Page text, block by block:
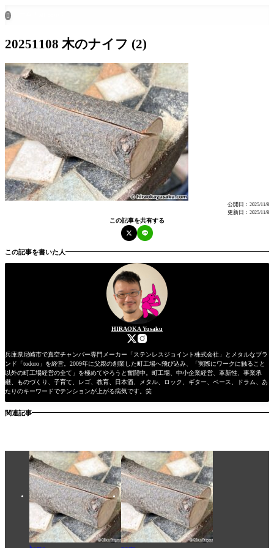

20251108 木のナイフ (2)
公開日： 2025/11/8
更新日： 2025/11/8
この記事を共有する
この記事を書いた人
HIRAOKA Yusaku
兵庫県尼崎市で真空チャンバー専門メーカー「ステンレスジョイント株式会社」とメタルなブラ
ンド「todoro」を経営。2009年に父親の創業した町工場へ飛び込み、「実際にワークに触ること
以外の町工場経営の全て」を極めてやろうと奮闘中。町工場、中小企業経営、革新性、事業承
継、ものづくり、子育て、レゴ、教育、日本酒、メタル、ロック、ギター、ベース、ドラム、あ
たりのキーワードでテンションが上がる病気です。笑
関連記事